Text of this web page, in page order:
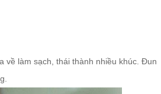
về làm sạch, thái thành nhiều khúc. Đun